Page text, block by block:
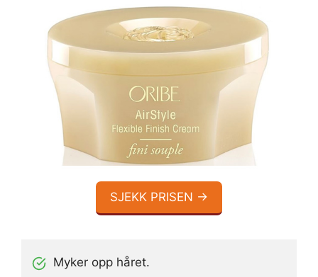
SJEKK PRISEN →
Myker opp håret.